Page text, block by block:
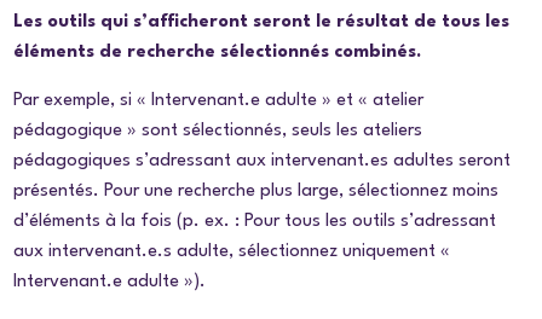
Les outils qui s’afficheront seront le résultat de tous les
éléments de recherche sélectionnés combinés.
Par exemple, si « Intervenant.e adulte » et « atelier
pédagogique » sont sélectionnés, seuls les ateliers
pédagogiques s’adressant aux intervenant.es adultes seront
présentés. Pour une recherche plus large, sélectionnez moins
d’éléments à la fois (p. ex. : Pour tous les outils s’adressant
aux intervenant.e.s adulte, sélectionnez uniquement «
Intervenant.e adulte »).